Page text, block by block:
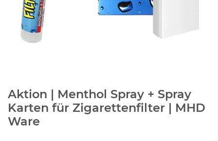
Aktion | Menthol Spray + Spray
Karten für Zigarettenfilter | MHD
Ware